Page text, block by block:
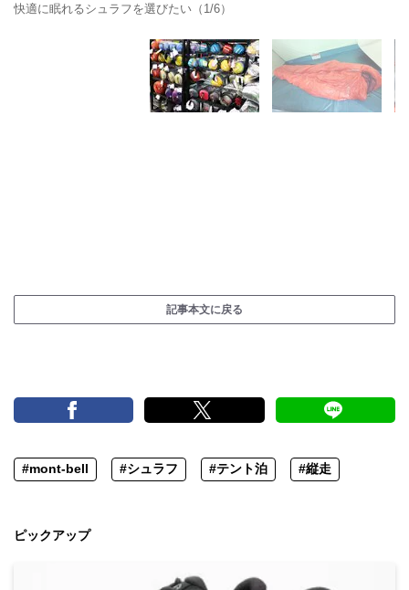
快適に眠れるシュラフを選びたい（1/6）
記事本文に戻る
#mont-bell #シュラフ #テント泊 #縦走
ピックアップ